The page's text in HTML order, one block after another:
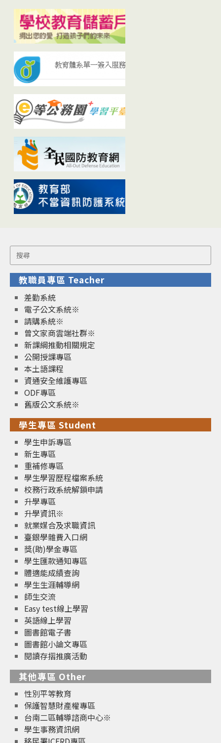
Search
for:
教職員專區 Teacher
差勤系統
電子公文系統※
請購系統※
曾文家商雲端社群※
新課綱推動相關規定
公開授課專區
本土語課程
資通安全維護專區
ODF專區
舊版公文系統※
學生專區 Student
學生申訴專區
新生專區
重補修專區
學生學習歷程檔案系統
校務行政系統解鎖申請
升學專區
升學資訊※
就業媒合及求職資訊
臺銀學雜費入口網
獎(助)學金專區
學生匯款通知專區
體適能成績查詢
學生生涯輔導網
師生交流
Easy test線上學習
英語線上學習
圖書館電子書
圖書館小論文專區
閱讀存摺推廣活動
其他專區 Other
性別平等教育
保護智慧財產權專區
台南二區輔導諮商中心※
學生事務資訊網